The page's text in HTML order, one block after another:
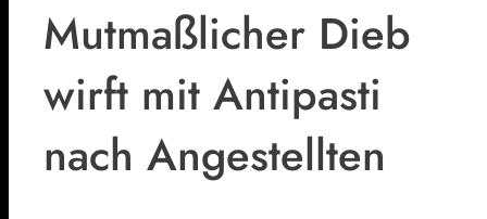
Mutmaßlicher Dieb
wirft mit Antipasti
nach Angestellten